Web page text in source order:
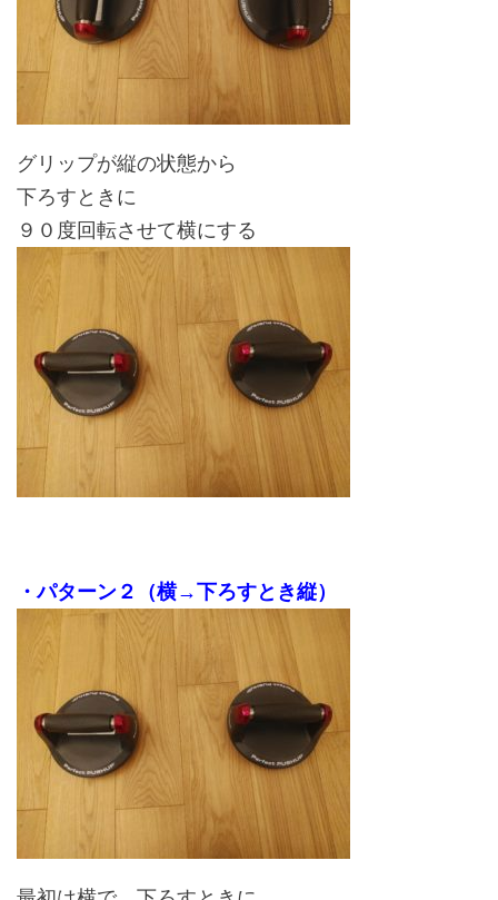
グリップが縦の状態から
下ろすときに
９０度回転させて横にする
・パターン２（横→下ろすとき縦）